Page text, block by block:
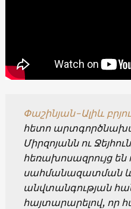
Փաշինյան-Ալիև
հետո
Միրզոյանն ու
հեռախոսազրույց են
սահմանազատման և
անվտանգության
հայտարարելով, որ